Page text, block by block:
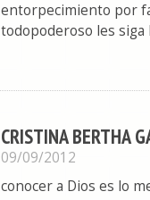
entorpecimiento por
todopoderoso les siga
CRISTINA BERTHA
09/09/2012
conocer a Dios es lo